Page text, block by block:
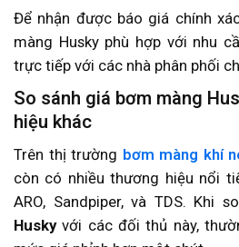
Để nhận được báo giá chính
màng Husky phù hợp với nhu
trực tiếp với các nhà phân phối
So sánh giá bơm màng
hiệu khác
Trên thị trường bơm màng khí
còn có nhiều thương hiệu nổi
ARO, Sandpiper, và TDS. Khi
Huskyvới các đối thủ này,